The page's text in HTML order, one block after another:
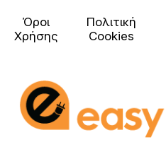
Όροι
Χρήσης
Πολιτική
Cookies